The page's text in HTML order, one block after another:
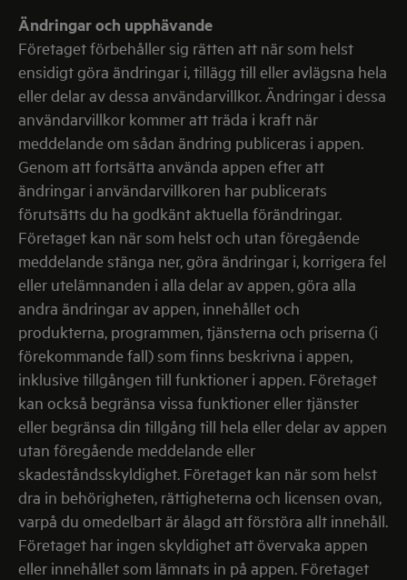
Ändringar och upphävande
Företaget förbehåller sig rätten att när som helst
ensidigt göra ändringar i, tillägg till eller avlägsna hela
eller delar av dessa användarvillkor. Ändringar i dessa
användarvillkor kommer att träda i kraft när
meddelande om sådan ändring publiceras i appen.
Genom att fortsätta använda appen efter att
ändringar i användarvillkoren har publicerats
förutsätts du ha godkänt aktuella förändringar.
Företaget kan när som helst och utan föregående
meddelande stänga ner, göra ändringar i, korrigera fel
eller utelämnanden i alla delar av appen, göra alla
andra ändringar av appen, innehållet och
produkterna, programmen, tjänsterna och priserna (i
förekommande fall) som finns beskrivna i appen,
inklusive tillgången till funktioner i appen. Företaget
kan också begränsa vissa funktioner eller tjänster
eller begränsa din tillgång till hela eller delar av appen
utan föregående meddelande eller
skadeståndsskyldighet. Företaget kan när som helst
dra in behörigheten, rättigheterna och licensen ovan,
varpå du omedelbart är ålagd att förstöra allt innehåll.
Företaget har ingen skyldighet att övervaka appen
eller innehållet som lämnats in på appen. Företaget